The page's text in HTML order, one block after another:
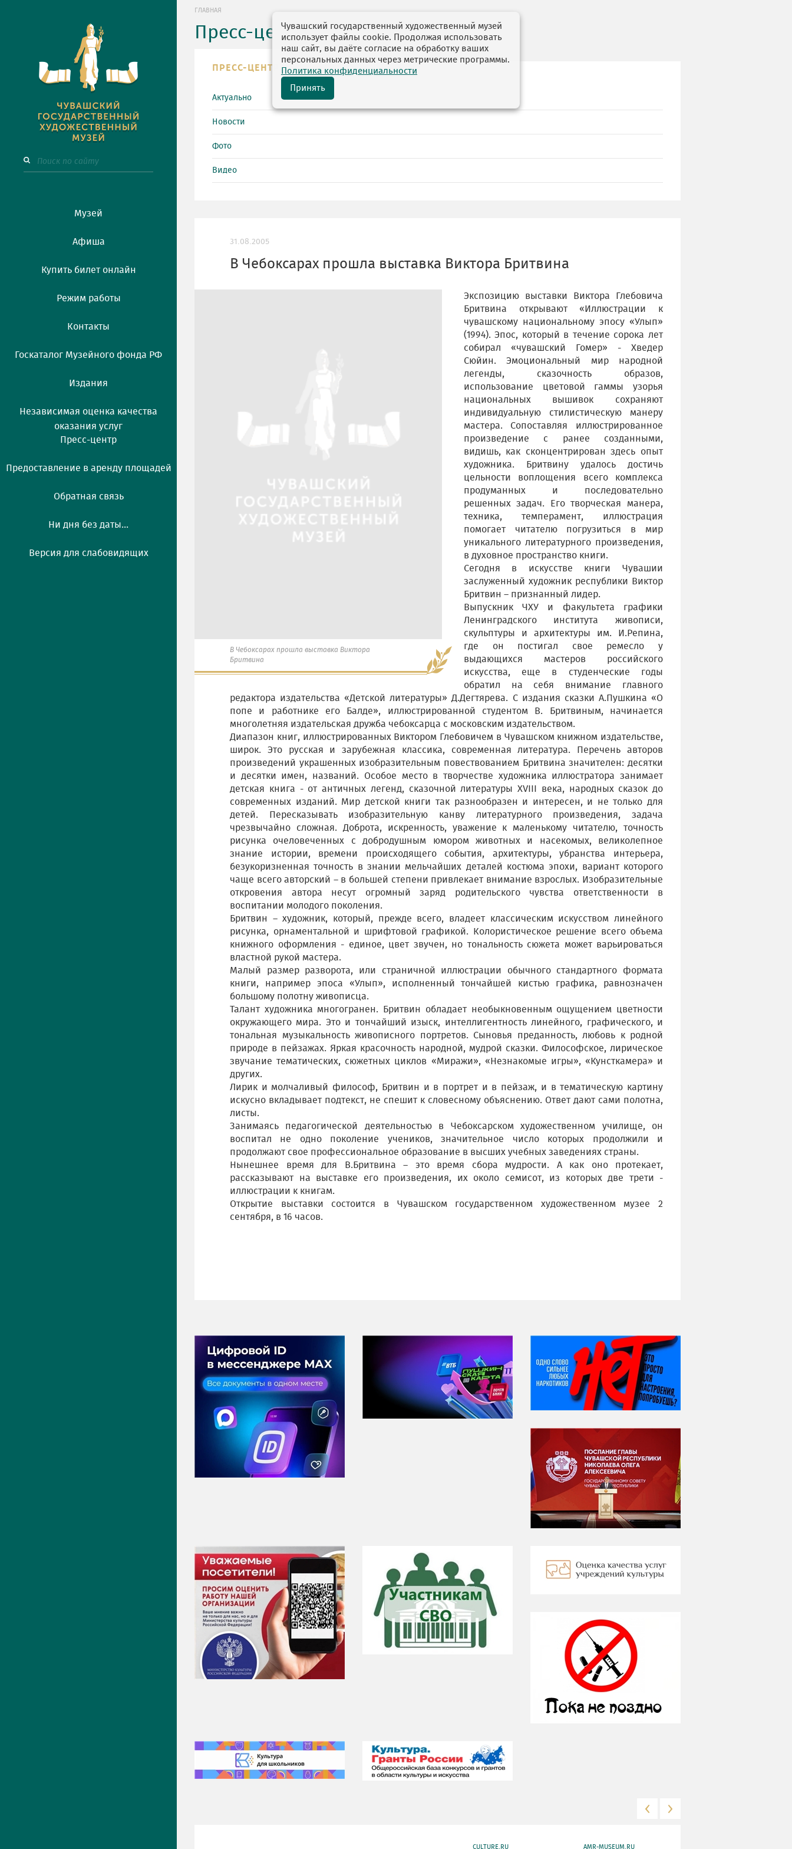
Музей
Афиша
Купить билет онлайн
Режим работы
Контакты
Госкаталог Музейного фонда РФ
Издания
Независимая оценка качества
оказания услуг
Пресс-центр
Предоставление в аренду площадей
Обратная связь
Ни дня без даты...
Версия для слабовидящих
ГЛАВНАЯ
Пресс-центр
ПРЕСС-ЦЕНТР
Актуально
Новости
Фото
Видео
31.08.2005
В Чебоксарах прошла выставка Виктора Бритвина
В Чебоксарах прошла выставка Виктора
Бритвина
Экспозицию выставки Виктора Глебовича
Бритвина открывают «Иллюстрации к
чувашскому национальному эпосу «Улып»
(1994). Эпос, который в течение сорока лет
собирал «чувашский Гомер» - Хведер
Сюйин. Эмоциональный мир народной
легенды, сказочность образов,
использование цветовой гаммы узорья
национальных вышивок сохраняют
индивидуальную стилистическую манеру
мастера. Сопоставляя иллюстрированное
произведение с ранее созданными,
видишь, как сконцентрирован здесь опыт
художника. Бритвину удалось достичь
цельности воплощения всего комплекса
продуманных и последовательно
решенных задач. Его творческая манера,
техника, темперамент, иллюстрация
помогает читателю погрузиться в мир
уникального литературного произведения,
в духовное пространство книги.
Сегодня в искусстве книги Чувашии
заслуженный художник республики Виктор
Бритвин – признанный лидер.
Выпускник ЧХУ и факультета графики
Ленинградского института живописи,
скульптуры и архитектуры им. И.Репина,
где он постигал свое ремесло у
выдающихся мастеров российского
искусства, еще в студенческие годы
обратил на себя внимание главного
редактора издательства «Детской литературы» Д.Дегтярева. С издания сказки А.Пушкина «О
попе и работнике его Балде», иллюстрированной студентом В. Бритвиным, начинается
многолетняя издательская дружба чебоксарца с московским издательством.
Диапазон книг, иллюстрированных Виктором Глебовичем в Чувашском книжном издательстве,
широк. Это русская и зарубежная классика, современная литература. Перечень авторов
произведений украшенных изобразительным повествованием Бритвина значителен: десятки
и десятки имен, названий. Особое место в творчестве художника иллюстратора занимает
детская книга - от античных легенд, сказочной литературы XVIII века, народных сказок до
современных изданий. Мир детской книги так разнообразен и интересен, и не только для
детей. Пересказывать изобразительную канву литературного произведения, задача
чрезвычайно сложная. Доброта, искренность, уважение к маленькому читателю, точность
рисунка очеловеченных с добродушным юмором животных и насекомых, великолепное
знание истории, времени происходящего события, архитектуры, убранства интерьера,
безукоризненная точность в знании мельчайших деталей костюма эпохи, вариант которого
чаще всего авторский – в большей степени привлекает внимание взрослых. Изобразительные
откровения автора несут огромный заряд родительского чувства ответственности в
воспитании молодого поколения.
Бритвин – художник, который, прежде всего, владеет классическим искусством линейного
рисунка, орнаментальной и шрифтовой графикой. Колористическое решение всего объема
книжного оформления - единое, цвет звучен, но тональность сюжета может варьироваться
властной рукой мастера.
Малый размер разворота, или страничной иллюстрации обычного стандартного формата
книги, например эпоса «Улып», исполненный тончайшей кистью графика, равнозначен
большому полотну живописца.
Талант художника многогранен. Бритвин обладает необыкновенным ощущением цветности
окружающего мира. Это и тончайший изыск, интеллигентность линейного, графического, и
тональная музыкальность живописного портретов. Сыновья преданность, любовь к родной
природе в пейзажах. Яркая красочность народной, мудрой сказки. Философское, лирическое
звучание тематических, сюжетных циклов «Миражи», «Незнакомые игры», «Кунсткамера» и
других.
Лирик и молчаливый философ, Бритвин и в портрет и в пейзаж, и в тематическую картину
искусно вкладывает подтекст, не спешит к словесному объяснению. Ответ дают сами полотна,
листы.
Занимаясь педагогической деятельностью в Чебоксарском художественном училище, он
воспитал не одно поколение учеников, значительное число которых продолжили и
продолжают свое профессиональное образование в высших учебных заведениях страны.
Нынешнее время для В.Бритвина – это время сбора мудрости. А как оно протекает,
рассказывают на выставке его произведения, их около семисот, из которых две трети -
иллюстрации к книгам.
Открытие выставки состоится в Чувашском государственном художественном музее 2
сентября, в 16 часов.
ПРЕСС-ЦЕНТР
Актуально
Новости
Фото
НИ ДНЯ БЕЗ ДАТЫ...
06 августа
Яков Яковлевич
Вебер
CULTURE.RU AMR-MUSEUM.RU
Чувашский государственный художественный музей
использует файлы cookie. Продолжая использовать
наш сайт, вы даёте согласие на обработку ваших
персональных данных через метрические программы.
Политика конфиденциальности
Принять